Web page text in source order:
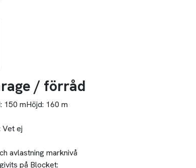
/ förråd
150 mHöjd: 160 m
Vet ej
avlastning marknivå
på Blocket: